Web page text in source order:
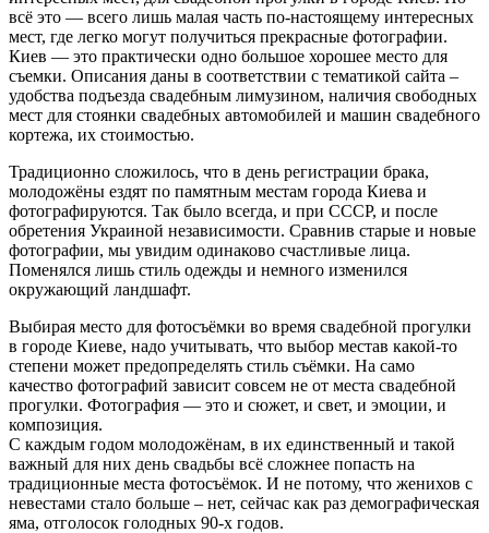
всё это — всего лишь малая часть по-настоящему интересных
мест, где легко могут получиться прекрасные фотографии.
Киев — это практически одно большое хорошее место для
съемки. Описания даны в соответствии с тематикой сайта –
удобства подъезда свадебным лимузином, наличия свободных
мест для стоянки свадебных автомобилей и машин свадебного
кортежа, их стоимостью.
Традиционно сложилось, что в день регистрации брака,
молодожёны ездят по памятным местам города Киева и
фотографируются. Так было всегда, и при СССР, и после
обретения Украиной независимости. Сравнив старые и новые
фотографии, мы увидим одинаково счастливые лица.
Поменялся лишь стиль одежды и немного изменился
окружающий ландшафт.
Выбирая место для фотосъёмки во время свадебной прогулки
в городе Киеве, надо учитывать, что выбор местав какой-то
степени может предопределять стиль съёмки. На само
качество фотографий зависит совсем не от места свадебной
прогулки. Фотография — это и сюжет, и свет, и эмоции, и
композиция.
С каждым годом молодожёнам, в их единственный и такой
важный для них день свадьбы всё сложнее попасть на
традиционные места фотосъёмок. И не потому, что женихов с
невестами стало больше – нет, сейчас как раз демографическая
яма, отголосок голодных 90-х годов.